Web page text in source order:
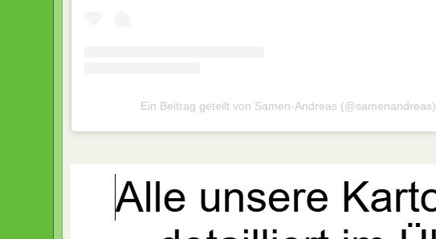
Ein Beitrag geteilt von Samen-Andreas (@samenandreas)